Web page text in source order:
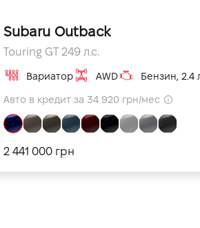
Subaru Outback
Touring GT 249 л.с.
Вариатор AWD Бензин, 2.4
Авто в кредит за 34 920 грн/мес
2 441 000 грн